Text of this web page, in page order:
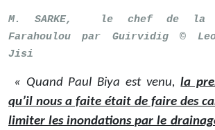
M. SARKE, le chef de la
Farahoulou par Guirvidig ©
Jisi
« Quand Paul Biya est venu,la
qu’il nous a faite était de faire des
limiter les inondations par le